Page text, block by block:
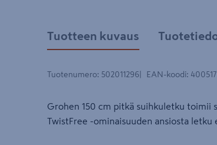
Tuotteen kuvaus
Tuotenumero: 502011296 EAN-koodi:
Grohen 150 cm pitkä suihkuletku toimii
TwistFree -ominaisuuden ansiosta letku